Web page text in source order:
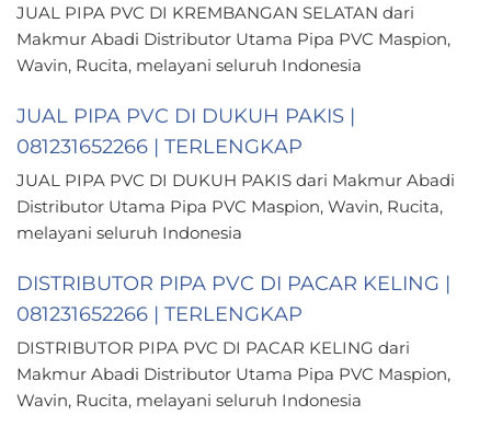
JUAL PIPA PVC DI KREMBANGAN SELATAN dari
Makmur Abadi Distributor Utama Pipa PVC Maspion,
Wavin, Rucita, melayani seluruh Indonesia
JUAL PIPA PVC DI DUKUH PAKIS |
081231652266 | TERLENGKAP
JUAL PIPA PVC DI DUKUH PAKIS dari Makmur Abadi
Distributor Utama Pipa PVC Maspion, Wavin, Rucita,
melayani seluruh Indonesia
DISTRIBUTOR PIPA PVC DI PACAR KELING |
081231652266 | TERLENGKAP
DISTRIBUTOR PIPA PVC DI PACAR KELING dari
Makmur Abadi Distributor Utama Pipa PVC Maspion,
Wavin, Rucita, melayani seluruh Indonesia